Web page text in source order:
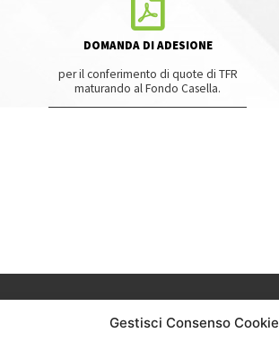
Gestisci Consenso Cookie
DOMANDA DI ADESIONE
per il conferimento di quote di TFR
maturando al Fondo Casella.